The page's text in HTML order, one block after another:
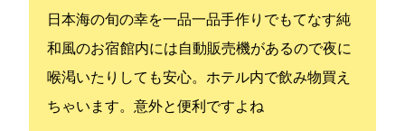
日本海の旬の幸を一品一品手作りでもてなす純
和風のお宿 館内には自動販売機があるので夜に
喉渇いたりしても安心。ホテル内で飲み物買え
ちゃいます。意外と便利ですよね